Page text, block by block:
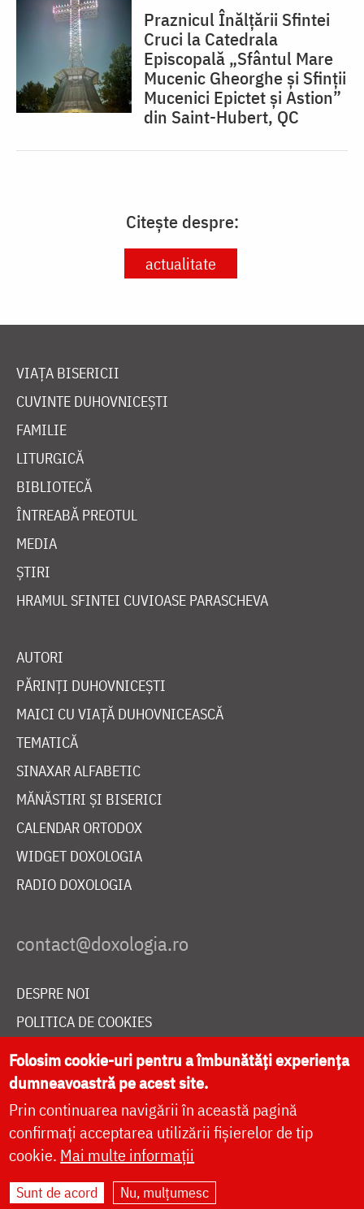
Praznicul Înălțării Sfintei
Cruci la Catedrala
Episcopală „Sfântul Mare
Mucenic Gheorghe și Sfinții
Mucenici Epictet și Astion”
din Saint-Hubert, QC
Citește despre:
actualitate
VIAȚA BISERICII
CUVINTE DUHOVNICEȘTI
FAMILIE
LITURGICĂ
BIBLIOTECĂ
ÎNTREABĂ PREOTUL
MEDIA
ȘTIRI
HRAMUL SFINTEI CUVIOASE PARASCHEVA
AUTORI
PĂRINȚI DUHOVNICEȘTI
MAICI CU VIAȚĂ DUHOVNICEASCĂ
TEMATICĂ
SINAXAR ALFABETIC
MĂNĂSTIRI ȘI BISERICI
CALENDAR ORTODOX
WIDGET DOXOLOGIA
RADIO DOXOLOGIA
DESPRE NOI
POLITICA DE COOKIES
DONEAZĂ ONLINE PENTRU CATEDRALA NAȚIONALĂ
LIVE
Site dezvoltat deDOXOLOGIA MEDIA
Folosim cookie-uri pentru a îmbunătăți experiența
dumneavoastră pe acest site.
Prin continuarea navigării în această pagină
confirmați acceptarea utilizării fișierelor de tip
cookie. Mai multe informații
Sunt de acord Nu, mulțumesc